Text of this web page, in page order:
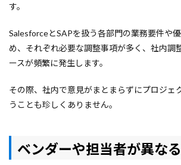
す。
SalesforceとSAPを扱う各部門の業務要件や
め、それぞれ必要な調整事項が多く、社内調
ースが頻繁に発生します。
その際、社内で意見がまとまらずにプロジェ
うことも珍しくありません。
ベンダーや担当者が異なる